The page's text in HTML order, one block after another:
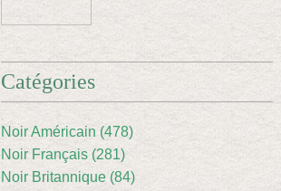
Catégories
Noir Américain (478)
Noir Français (281)
Noir Britannique (84)